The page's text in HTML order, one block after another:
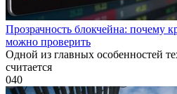
Прозрачность блокчейна: почему
можно проверить
Одной из главных особенностей
считается
040